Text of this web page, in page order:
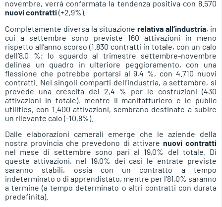
novembre, verrà confermata la tendenza positiva con 8.570
nuovi contratti(+2,9%).
Completamente diversa la situazione relativa all’industria, in
cui a settembre sono previste 160 attivazioni in meno
rispetto all’anno scorso (1.830 contratti in totale, con un calo
dell’8,0 %; lo sguardo al trimestre settembre-novembre
delinea un quadro in ulteriore peggioramento, con una
flessione che potrebbe portarsi al 9,4 %, con 4.710 nuovi
contratti. Nei singoli comparti dell’industria, a settembre, si
prevede una crescita del 2,4 % per le costruzioni (430
attivazioni in totale), mentre il manifatturiero e le public
utilities, con 1.400 attivazioni, sembrano destinate a subire
un rilevante calo (-10,8%).
Dalle elaborazioni camerali emerge che le aziende della
nostra provincia che prevedono di attivare nuovi contratti
nel mese di settembre sono pari al 19,0% del totale. Di
queste attivazioni, nel 19,0% dei casi le entrate previste
saranno stabili, ossia con un contratto a tempo
indeterminato o di apprendistato, mentre per l’81,0% saranno
a termine (a tempo determinato o altri contratti con durata
predefinita).